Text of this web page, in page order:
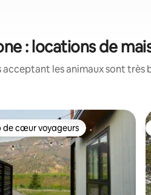
: locations de
acceptant les animaux sont
cœur voyageurs les plus appréciés
de cœur voyageurs